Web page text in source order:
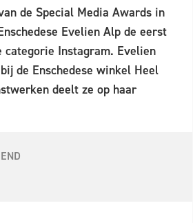
de Special Media Awards in
Evelien Alp de eerst
categorie Instagram. Evelien
de Enschedese winkel Heel
deelt ze op haar